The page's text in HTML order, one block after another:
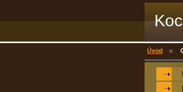
Úvod